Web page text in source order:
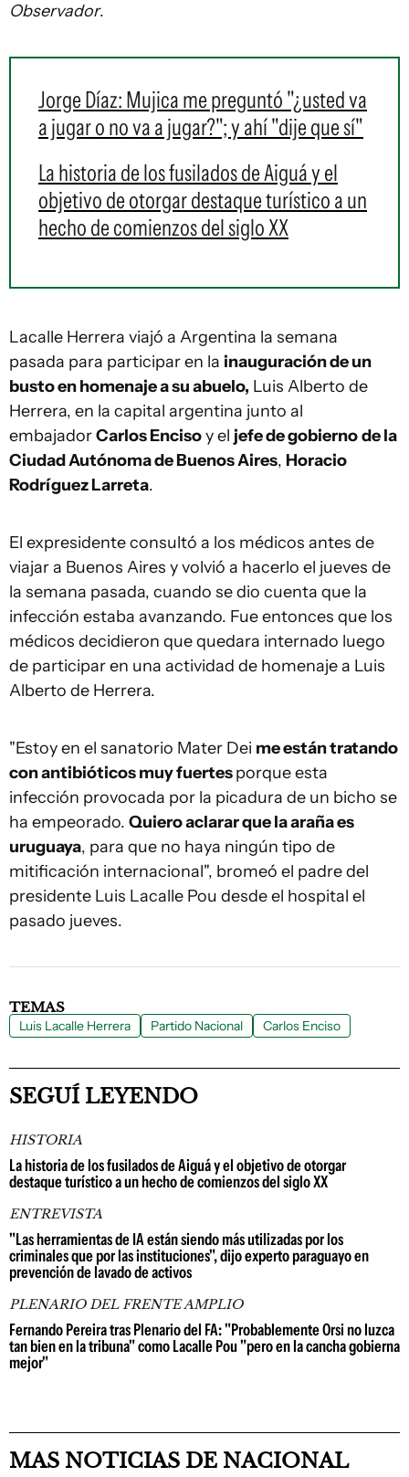
Observador.
Jorge Díaz: Mujica me preguntó "¿usted va
a jugar o no va a jugar?"; y ahí "dije que sí"
La historia de los fusilados de Aiguá y el
objetivo de otorgar destaque turístico a un
hecho de comienzos del siglo XX
Lacalle Herrera viajó a Argentina la semana
pasada para participar en la inauguración de un
busto en homenaje a su abuelo, Luis Alberto de
Herrera, en la capital argentina junto al
embajadorCarlos Encisoy el jefe de gobiernode la
Ciudad Autónoma de Buenos Aires, Horacio
Rodríguez Larreta.
El expresidente consultó a los médicos antes de
viajar a Buenos Aires y volvió a hacerlo el jueves de
la semana pasada, cuando se dio cuenta que la
infección estaba avanzando. Fue entonces que los
médicos decidieron que quedara internado luego
de participar en una actividad de homenaje a Luis
Alberto de Herrera.
"Estoy en el sanatorio Mater Dei me están tratando
con antibióticos muy fuertesporque esta
infección provocada por la picadura de un bicho se
ha empeorado. Quiero aclarar que la araña es
uruguaya, para que no haya ningún tipo de
mitificación internacional", bromeó el padre del
presidente Luis Lacalle Pou desde el hospital el
pasado jueves.
TEMAS
Luis Lacalle Herrera Partido Nacional Carlos Enciso
SEGUÍ LEYENDO
HISTORIA
La historia de los fusilados de Aiguá y el objetivo de otorgar
destaque turístico a un hecho de comienzos del siglo XX
ENTREVISTA
"Las herramientas de IA están siendo más utilizadas por los
criminales que por las instituciones", dijo experto paraguayo en
prevención de lavado de activos
PLENARIO DEL FRENTE AMPLIO
Fernando Pereira tras Plenario del FA: "Probablemente Orsi no luzca
tan bien en la tribuna" como Lacalle Pou "pero en la cancha gobierna
mejor"
MAS NOTICIAS DE NACIONAL